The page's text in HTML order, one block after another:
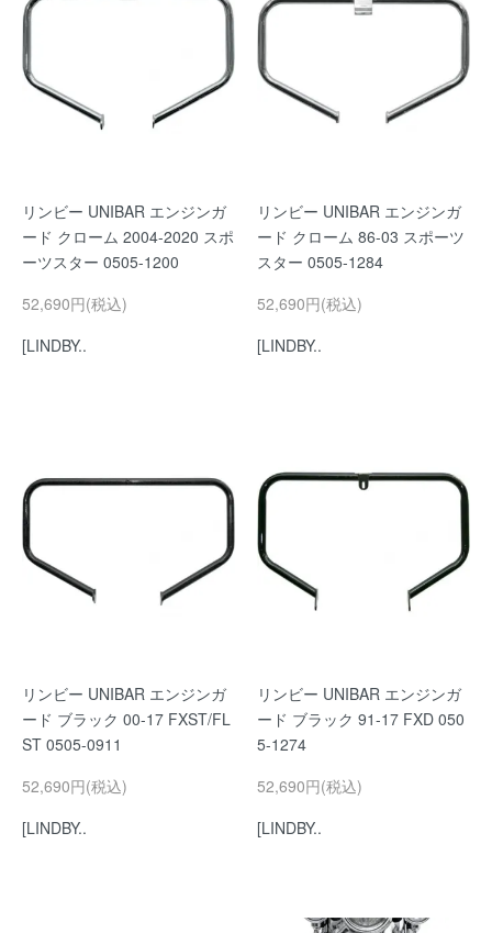
リンビー UNIBAR エンジンガ
ード クローム 2004-2020 スポ
ーツスター 0505-1200
52,690円(税込)
[LINDBY..
リンビー UNIBAR エンジンガ
ード クローム 86-03 スポーツ
スター 0505-1284
52,690円(税込)
[LINDBY..
リンビー UNIBAR エンジンガ
ード ブラック 00-17 FXST/FL
ST 0505-0911
52,690円(税込)
[LINDBY..
リンビー UNIBAR エンジンガ
ード ブラック 91-17 FXD 050
5-1274
52,690円(税込)
[LINDBY..